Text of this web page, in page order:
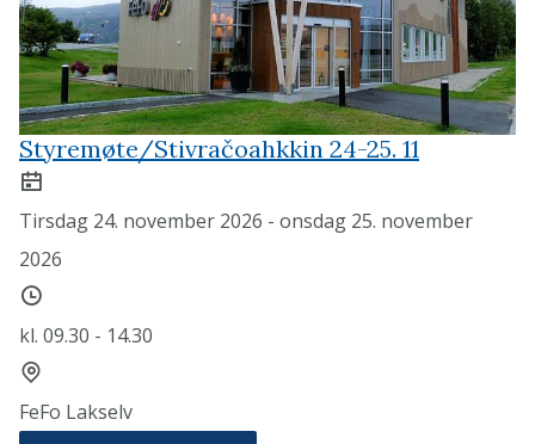
Styremøte/Stivračoahkkin 24-25. 11
Tirsdag 24. november 2026 - onsdag 25. november
2026
kl. 09.30 - 14.30
FeFo Lakselv